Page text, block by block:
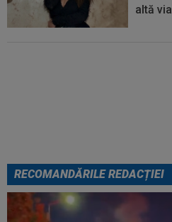
altă
RECOMANDĂRILE REDACȚIEI